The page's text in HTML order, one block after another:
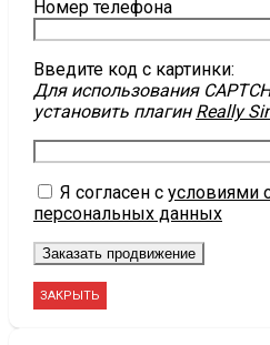
Номер телефона
Введите код с картинки:
Для использования
установить плагин Really
Я согласен с условиями
персональных данных
ЗАКРЫТЬ